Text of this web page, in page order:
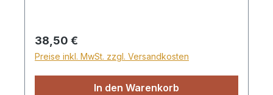
Versand ins Ausland beträgt der
Sperrgutzuschlag 30€.
Regulärer Preis:
38,50 €
Preise inkl. MwSt. zzgl. Versandkosten
In den Warenkorb